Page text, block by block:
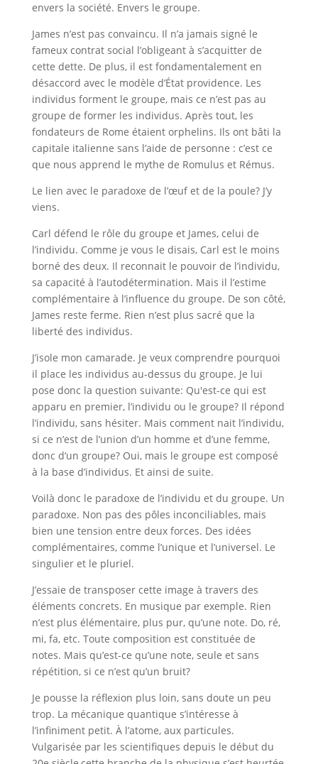
envers la société. Envers le groupe.
James n’est pas convaincu. Il n’a jamais signé le
fameux contrat social l’obligeant à s’acquitter de
cette dette. De plus, il est fondamentalement en
désaccord avec le modèle d’État providence. Les
individus forment le groupe, mais ce n’est pas au
groupe de former les individus. Après tout, les
fondateurs de Rome étaient orphelins. Ils ont bâti la
capitale italienne sans l’aide de personne : c’est ce
que nous apprend le mythe de Romulus et Rémus.
Le lien avec le paradoxe de l’œuf et de la poule? J’y
viens.
Carl défend le rôle du groupe et James, celui de
l’individu. Comme je vous le disais, Carl est le moins
borné des deux. Il reconnait le pouvoir de l’individu,
sa capacité à l’autodétermination. Mais il l’estime
complémentaire à l’influence du groupe. De son côté,
James reste ferme. Rien n’est plus sacré que la
liberté des individus.
J’isole mon camarade. Je veux comprendre pourquoi
il place les individus au-dessus du groupe. Je lui
pose donc la question suivante: Qu'est-ce qui est
apparu en premier, l’individu ou le groupe? Il répond
l’individu, sans hésiter. Mais comment nait l’individu,
si ce n’est de l’union d’un homme et d’une femme,
donc d’un groupe? Oui, mais le groupe est composé
à la base d’individus. Et ainsi de suite.
Voilà donc le paradoxe de l’individu et du groupe. Un
paradoxe. Non pas des pôles inconciliables, mais
bien une tension entre deux forces. Des idées
complémentaires, comme l’unique et l’universel. Le
singulier et le pluriel.
J’essaie de transposer cette image à travers des
éléments concrets. En musique par exemple. Rien
n’est plus élémentaire, plus pur, qu’une note. Do, ré,
mi, fa, etc. Toute composition est constituée de
notes. Mais qu’est-ce qu’une note, seule et sans
répétition, si ce n’est qu’un bruit?
Je pousse la réflexion plus loin, sans doute un peu
trop. La mécanique quantique s’intéresse à
l’infiniment petit. À l’atome, aux particules.
Vulgarisée par les scientifiques depuis le début du